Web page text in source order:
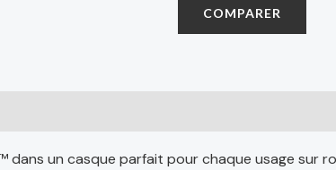
COMPARER
un casque parfait pour chaque usage sur